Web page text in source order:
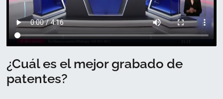
¿Cuál es el mejor grabado de
patentes?